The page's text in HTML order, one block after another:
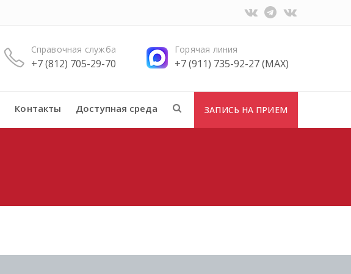
Справочная служба
+7 (812) 705-29-70
Горячая линия
+7 (911) 735-92-27 (MAX)
Контакты Доступная среда ЗАПИСЬ НА ПРИЕМ